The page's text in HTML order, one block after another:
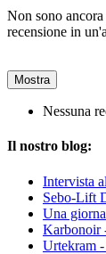
Non sono ancora
recensione in
Mostra
Nessuna
Il nostro blog:
Intervista
Sebo-Lift
Una
Karbonoir
Urtekram